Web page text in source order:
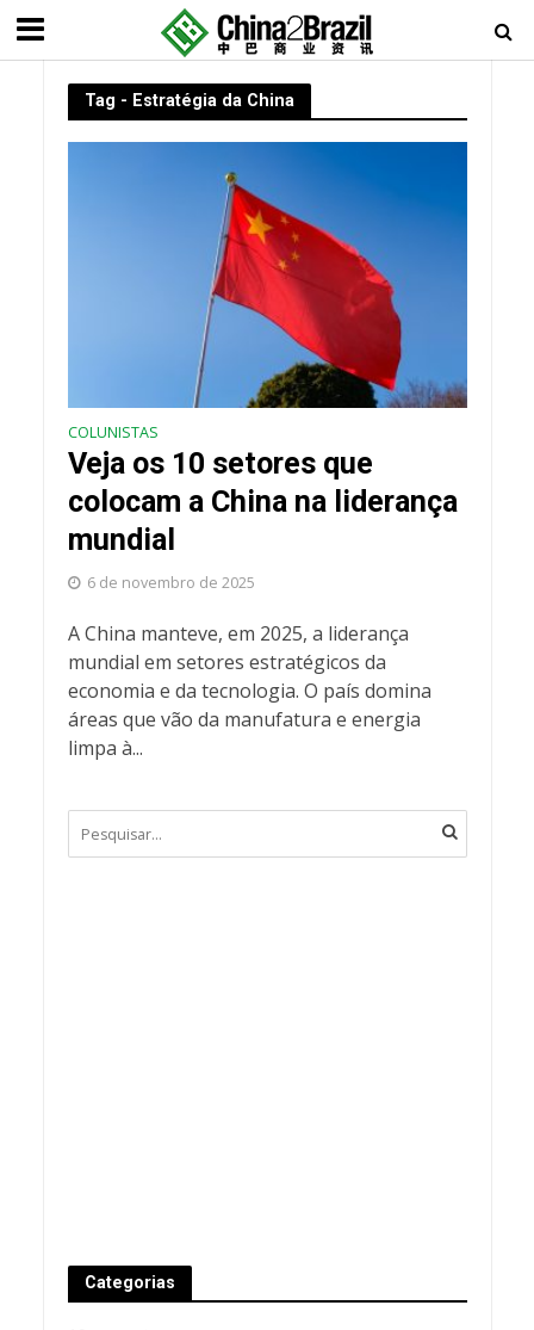
Tag - Estratégia da China
COLUNISTAS
Veja os 10 setores que
colocam a China na liderança
mundial
6 de novembro de 2025
A China manteve, em 2025, a liderança
mundial em setores estratégicos da
economia e da tecnologia. O país domina
áreas que vão da manufatura e energia
limpa à...
Categorias